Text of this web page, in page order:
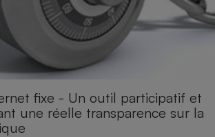
fixe - Un outil participatif et
une réelle transparence sur la